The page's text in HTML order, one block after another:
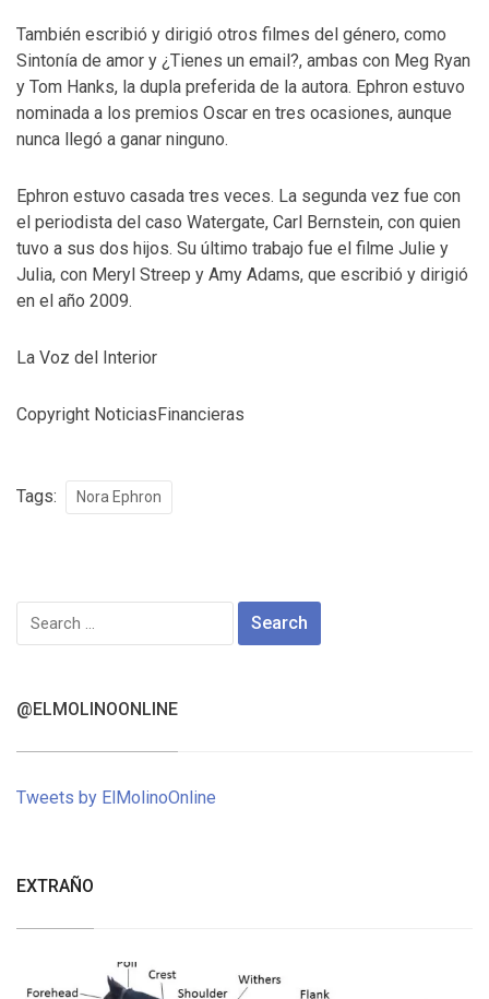
También escribió y dirigió otros filmes del género, como
Sintonía de amor y ¿Tienes un email?, ambas con Meg Ryan
y Tom Hanks, la dupla preferida de la autora. Ephron estuvo
nominada a los premios Oscar en tres ocasiones, aunque
nunca llegó a ganar ninguno.
Ephron estuvo casada tres veces. La segunda vez fue con
el periodista del caso Watergate, Carl Bernstein, con quien
tuvo a sus dos hijos. Su último trabajo fue el filme Julie y
Julia, con Meryl Streep y Amy Adams, que escribió y dirigió
en el año 2009.
La Voz del Interior
Copyright NoticiasFinancieras
Tags: Nora Ephron
Search
for:
@ELMOLINOONLINE
Tweets by ElMolinoOnline
EXTRAÑO